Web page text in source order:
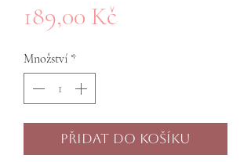
189,00 Kč
Množství *
Přidat do košíku